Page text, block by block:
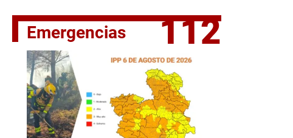
El jefe del Ejecutivo castellanomanchego, Emiliano García-
Emergencias 112